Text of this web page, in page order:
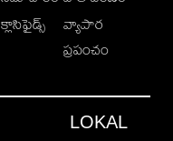
క్లాసిఫైడ్స్
వ్యాపార
ప్రపంచం
LOKAL